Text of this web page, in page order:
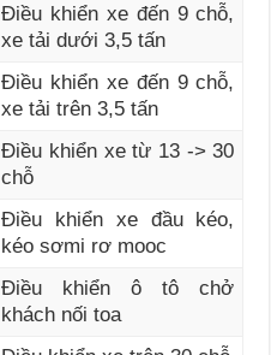
Điều khiển xe đến 9 chỗ,
xe tải dưới 3,5 tấn
Điều khiển xe đến 9 chỗ,
xe tải trên 3,5 tấn
Điều khiển xe từ 13 -> 30
chỗ
Điều khiển xe đầu kéo,
kéo sơmi rơ mooc
Điều khiển ô tô chở
khách nối toa